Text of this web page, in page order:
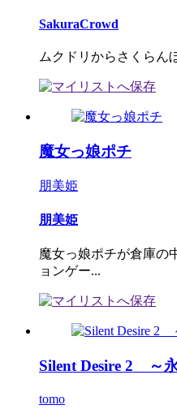
SakuraCrowd
ムクドリからさくらん
魔女っ娘ポチ
朋美姫
朋美姫
魔女っ娘ポチが倉庫の
ョンゲー...
Silent Desire 2 ～
tomo